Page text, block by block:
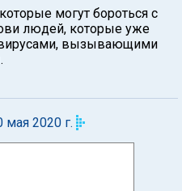
могут бороться с
людей, которые уже
вызывающими
мая 2020 г.